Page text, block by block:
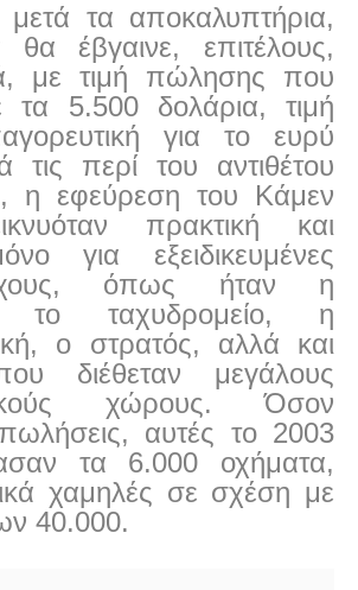
τα αποκαλυπτήρια,
έβγαινε, επιτέλους,
με τιμή πώλησης που
τα 5.500 δολάρια, τιμή
για το ευρύ
τις περί του αντιθέτου
η εφεύρεση του Κάμεν
πρακτική και
για εξειδικευμένες
όπως ήταν η
το ταχυδρομείο, η
ο στρατός, αλλά και
διέθεταν μεγάλους
χώρους. Όσον
αυτές το 2003
τα 6.000 οχήματα,
χαμηλές σε σχέση με
40.000.